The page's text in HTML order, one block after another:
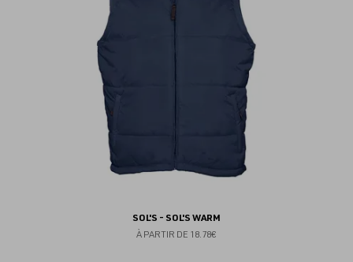
SOL'S - SOL'S WARM
À PARTIR DE 18.78€